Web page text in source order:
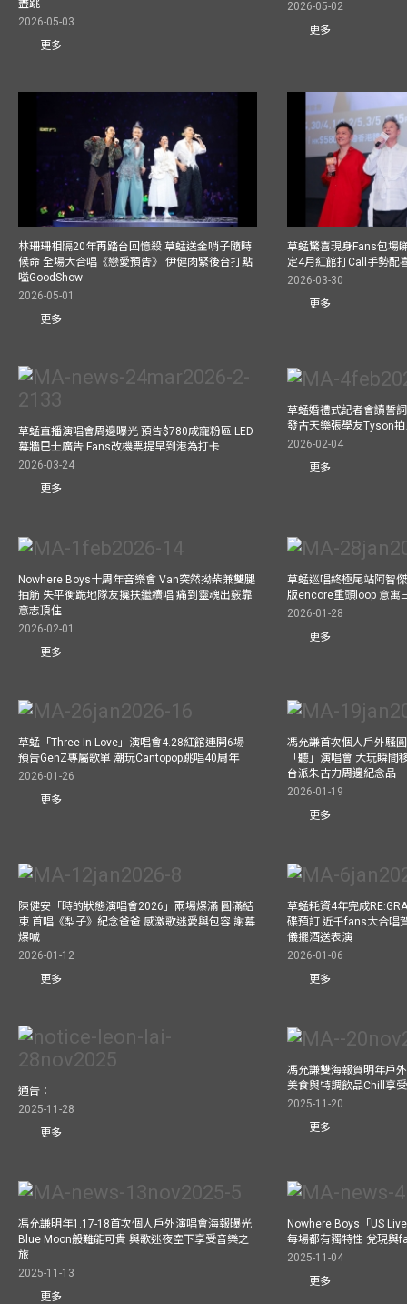
盡跳
2026-05-03
更多
2026-05-02
更多
林珊珊相隔20年再踏台回憶殺 草蜢送金哨子隨時
候命 全場大合唱《戀愛預告》 伊健肉緊後台打點
嗌GoodShow
2026-05-01
更多
草蜢驚喜現身Fans包場
定4月紅館打Call手勢配
2026-03-30
更多
草蜢直播演唱會周邊曝光 預告$780成寵粉區 LED
幕牆巴士廣告 Fans改機票提早到港為打卡
2026-03-24
更多
草蜢婚禮式記者會讀誓
發古天樂張學友Tyson
2026-02-04
更多
Nowhere Boys十周年音樂會 Van突然拗柴兼雙腿
抽筋 失平衡跪地隊友攙扶繼續唱 痛到靈魂出竅靠
意志頂住
2026-02-01
更多
草蜢巡唱終極尾站阿智
版encore重頭loop 意寓
2026-01-28
更多
草蜢「Three In Love」演唱會4.28紅館連開6場
預告GenZ專屬歌單 潮玩Cantopop跳唱40周年
2026-01-26
更多
馮允謙首次個人戶外騷
「聽」演唱會 大玩瞬
台派朱古力周邊紀念品
2026-01-19
更多
陳健安「時的狀態演唱會2026」兩場爆滿 圓滿結
束 首唱《梨子》紀念爸爸 感激歌迷愛與包容 謝幕
爆喊
2026-01-12
更多
草蜢耗資4年完成
碟預訂 近千fans大合唱
儀擺酒送表演
2026-01-06
更多
通告：
2025-11-28
更多
馮允謙雙海報賀明年戶
美食與特調飲品Chill享
2025-11-20
更多
馮允謙明年1.17-18首次個人戶外演唱會海報曝光
Blue Moon般難能可貴 與歌迷夜空下享受音樂之
旅
2025-11-13
更多
Nowhere Boys「US
每場都有獨特性 兌現與
2025-11-04
更多